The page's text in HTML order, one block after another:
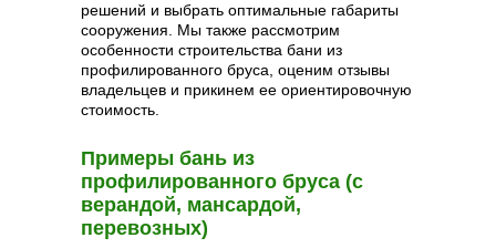
решений и выбрать оптимальные габариты
сооружения. Мы также рассмотрим
особенности строительства бани из
профилированного бруса, оценим отзывы
владельцев и прикинем ее ориентировочную
стоимость.
Примеры бань из
профилированного бруса (с
верандой, мансардой,
перевозных)